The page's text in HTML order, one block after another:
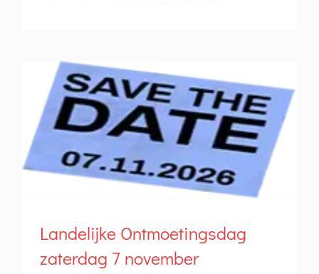
Landelijke Ontmoetingsdag
zaterdag 7 november